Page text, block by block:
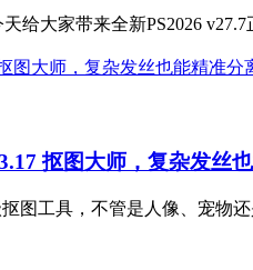
给大家带来全新PS2026
抠图大师，复杂发丝
图工具，不管是人像、宠物